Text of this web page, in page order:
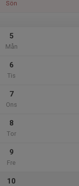
Sön
5
Mån
6
Tis
7
Ons
8
Tor
9
Fre
10